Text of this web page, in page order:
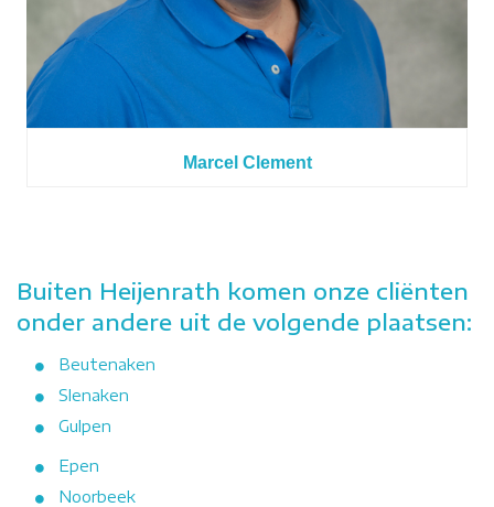
Marcel Clement
Buiten Heijenrath komen onze cliënten
onder andere uit de volgende plaatsen:
Beutenaken
Slenaken
Gulpen
Epen
Noorbeek